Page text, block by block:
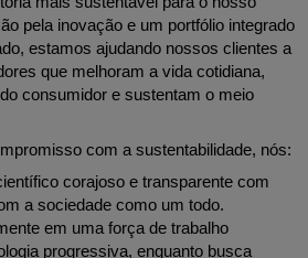
pela inovação e um portfólio integrado
estamos ajudando nossos clientes a
que melhoram a vida cotidiana,
consumidor e sustentam o meio
com a sustentabilidade, nós:
corajoso e transparente com
a sociedade como um todo.
em uma força de trabalho
progressiva, enquanto busca